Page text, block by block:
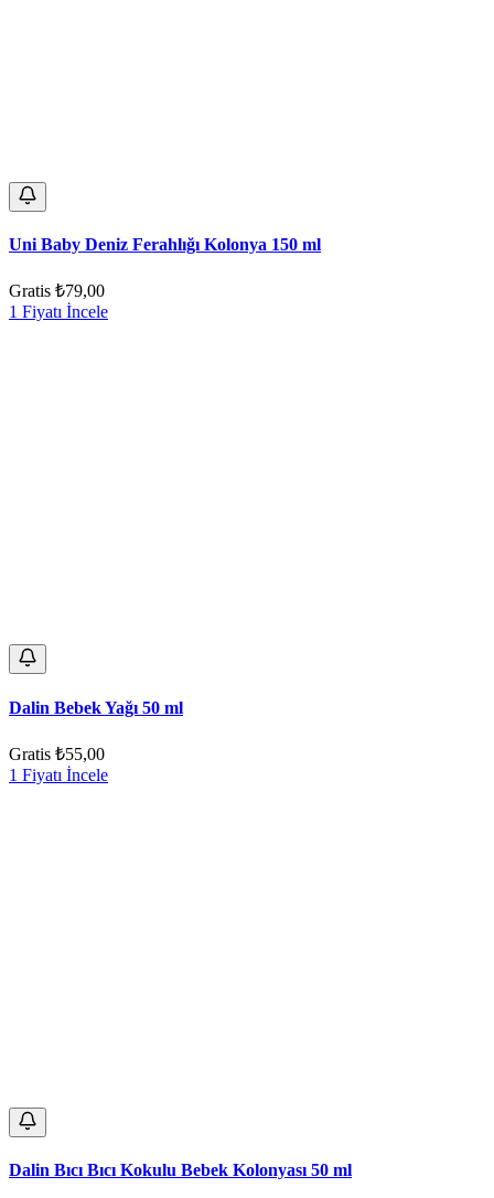
Uni Baby Deniz Ferahlığı Kolonya 150 ml
Gratis ₺79,00
1 Fiyatı İncele
Dalin Bebek Yağı 50 ml
Gratis ₺55,00
1 Fiyatı İncele
Dalin Bıcı Bıcı Kokulu Bebek Kolonyası 50 ml